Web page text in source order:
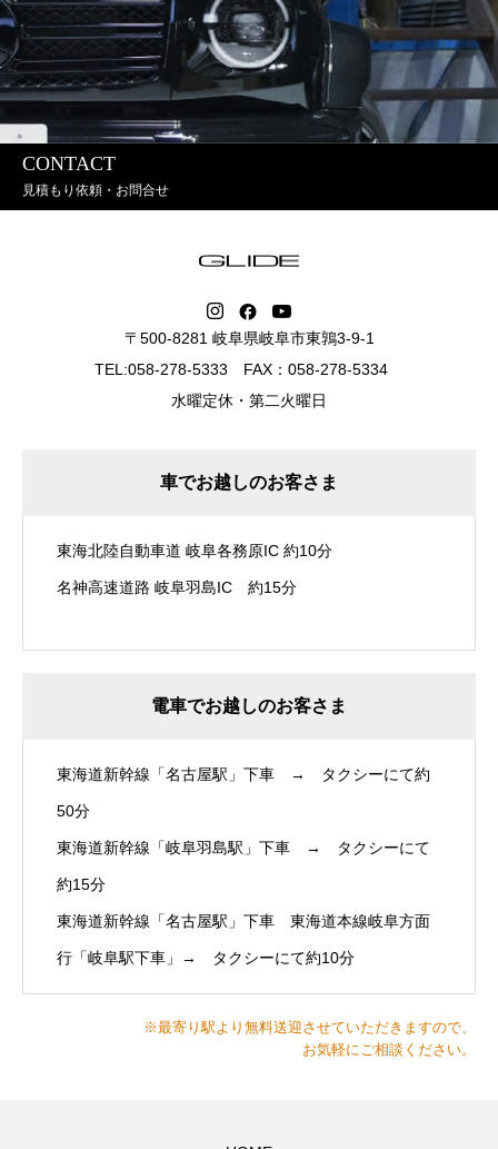
CONTACT
見積もり依頼・お問合せ
〒500-8281 岐阜県岐阜市東鶉3-9-1
TEL:058-278-5333 FAX：058-278-5334
水曜定休・第二火曜日
車でお越しのお客さま
東海北陸自動車道 岐阜各務原IC 約10分
名神高速道路 岐阜羽島IC 約15分
電車でお越しのお客さま
東海道新幹線「名古屋駅」下車 → タクシーにて約
50分
東海道新幹線「岐阜羽島駅」下車 → タクシーにて
約15分
東海道新幹線「名古屋駅」下車 東海道本線岐阜方面
行「岐阜駅下車」→ タクシーにて約10分
※最寄り駅より無料送迎させていただきますので、
お気軽にご相談ください。